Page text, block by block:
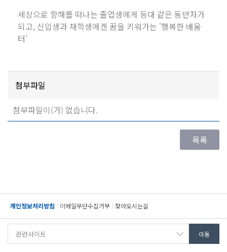
세상으로 항해를 떠나는 졸업생에게 등대 같은 동반자가
되고, 신입생과 재학생에겐 꿈을 키워가는 '행복한 배움
터'
첨부파일
첨부파일이(가) 없습니다.
개인정보처리방침 이메일무단수집거부 찾아오시는길